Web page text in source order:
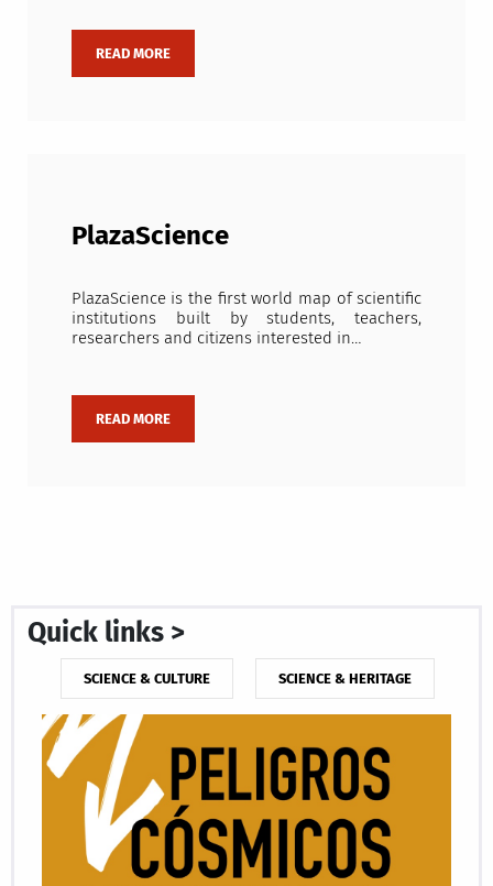
PlazaScience
PlazaScience is the first world map of scientific
institutions built by students, teachers,
researchers and citizens interested in…
Quick links >
SCIENCE & CULTURE SCIENCE & HERITAGE